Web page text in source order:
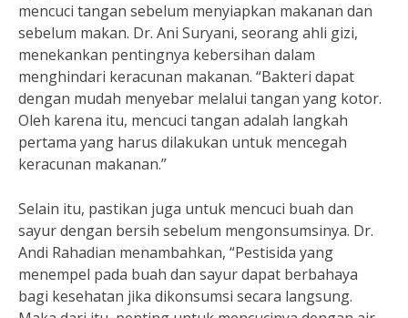
mencuci tangan sebelum menyiapkan makanan dan
sebelum makan. Dr. Ani Suryani, seorang ahli gizi,
menekankan pentingnya kebersihan dalam
menghindari keracunan makanan. “Bakteri dapat
dengan mudah menyebar melalui tangan yang kotor.
Oleh karena itu, mencuci tangan adalah langkah
pertama yang harus dilakukan untuk mencegah
keracunan makanan.”
Selain itu, pastikan juga untuk mencuci buah dan
sayur dengan bersih sebelum mengonsumsinya. Dr.
Andi Rahadian menambahkan, “Pestisida yang
menempel pada buah dan sayur dapat berbahaya
bagi kesehatan jika dikonsumsi secara langsung.